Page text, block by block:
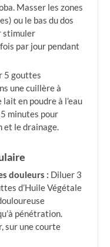
Masser les zones
ou le bas du dos
stimuler
par jour pendant
5 gouttes
une cuillère à
lait en poudre à l’eau
minutes pour
et le drainage.
douleurs : Diluer 3
d’Huile Végétale
pénétration.
sur une courte